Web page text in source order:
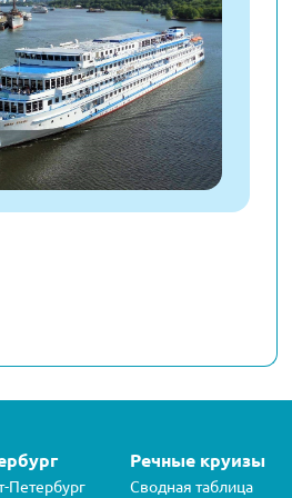
Петербург
Речные круизы
Сводная таблица